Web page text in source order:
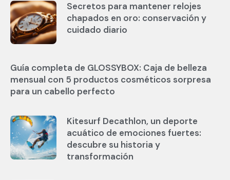
Secretos para mantener relojes
chapados en oro: conservación y
cuidado diario
Guía completa de GLOSSYBOX: Caja de belleza
mensual con 5 productos cosméticos sorpresa
para un cabello perfecto
Kitesurf Decathlon, un deporte
acuático de emociones fuertes:
descubre su historia y
transformación